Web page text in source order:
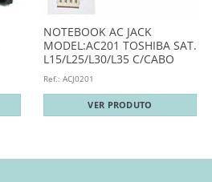
NOTEBOOK AC JACK
MODEL:AC201 TOSHIBA SAT.
L15/L25/L30/L35 C/CABO
Ref.: ACJ0201
VER PRODUTO